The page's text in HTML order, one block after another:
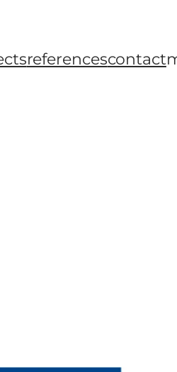
referencescontact